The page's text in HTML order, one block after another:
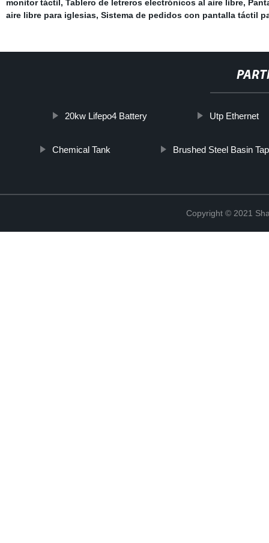
monitor táctil, Tablero de letreros electrónicos al aire libre,
aire libre para iglesias, Sistema de pedidos con pantalla táctil
20kw Lifepo4 Battery Utp Ethernet
Chemical Tank Brushed Steel Basin
Copyright © 2021